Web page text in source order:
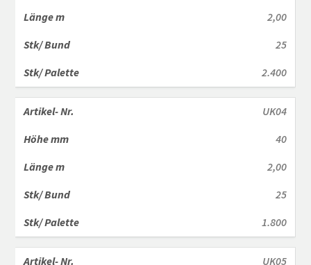
2,00
25
2.400
UK04
40
2,00
25
1.800
UK05